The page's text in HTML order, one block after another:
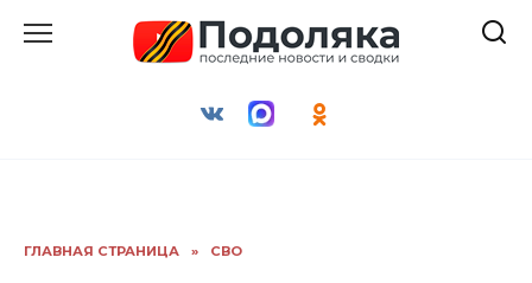
ГЛАВНАЯ СТРАНИЦА » СВО